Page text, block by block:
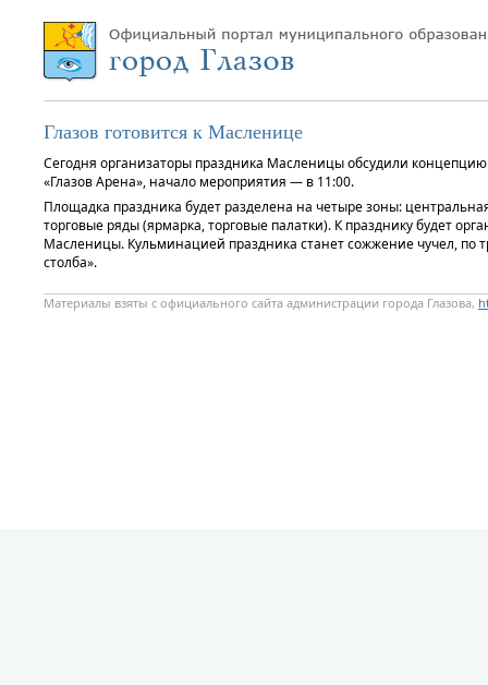
Глазов готовится к Масленице
Сегодня организаторы праздника Масленицы обсудили
«Глазов Арена», начало мероприятия — в 11:00.
Площадка праздника будет разделена на четыре зоны:
торговые ряды (ярмарка, торговые палатки). К празднику будет
Масленицы. Кульминацией праздника станет сожжение чучел, по
столба».
Материалы взяты с официального сайта администрации города Глазова,